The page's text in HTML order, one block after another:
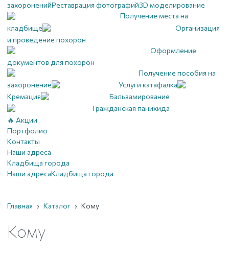
захороненийРеставрация фотографий3D моделирование
Получение места на
кладбище
Организация
и проведение похорон
Оформление
документов для похорон
Получение пособия на
захоронение
Услуги катафалка
Кремация
Бальзамирование
Гражданская панихида
🔥 Акции
Портфолио
Контакты
Наши адреса
Кладбища города
Наши адресаКладбища города
Главная › Каталог › Кому
Кому